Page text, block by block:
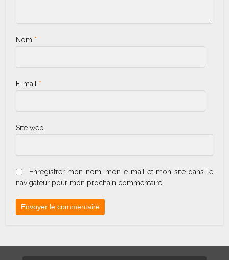
Nom *
E-mail *
Site web
Enregistrer mon nom, mon e-mail et mon site dans le
navigateur pour mon prochain commentaire.